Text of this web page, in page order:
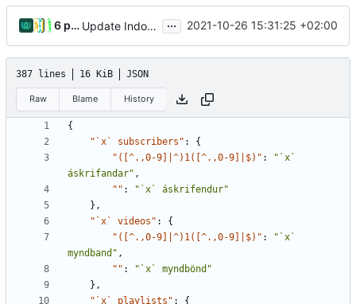
6 people Update Indonesian translation ... 2021-10-26 15:31:25 +02:00
387 lines 16 KiB JSON
Raw Blame History
{
"`x` subscribers" :
{
"([^.,0-9]|^)1([^.,0-9]|$)" :
"`x`
áskrifandar" ,
"" :
"`x` áskrifendur"
},
"`x` videos" :
{
"([^.,0-9]|^)1([^.,0-9]|$)" :
"`x`
myndband" ,
"" :
"`x` myndbönd"
},
"`x` playlists" :
{